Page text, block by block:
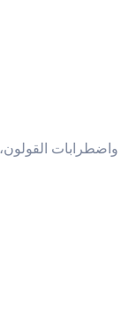
واضطرابات